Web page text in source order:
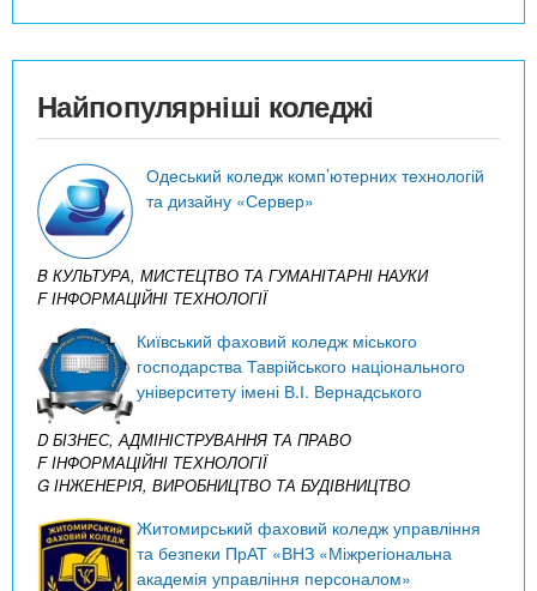
Найпопулярніші коледжі
Одеський коледж комп’ютерних технологій
та дизайну «Сервер»
B КУЛЬТУРА, МИСТЕЦТВО ТА ГУМАНІТАРНІ НАУКИ
F ІНФОРМАЦІЙНІ ТЕХНОЛОГІЇ
Київський фаховий коледж міського
господарства Таврійського національного
університету імені В.І. Вернадського
D БІЗНЕС, АДМІНІСТРУВАННЯ ТА ПРАВО
F ІНФОРМАЦІЙНІ ТЕХНОЛОГІЇ
G ІНЖЕНЕРІЯ, ВИРОБНИЦТВО ТА БУДІВНИЦТВО
Житомирський фаховий коледж управління
та безпеки ПрАТ «ВНЗ «Міжрегіональна
академія управління персоналом»